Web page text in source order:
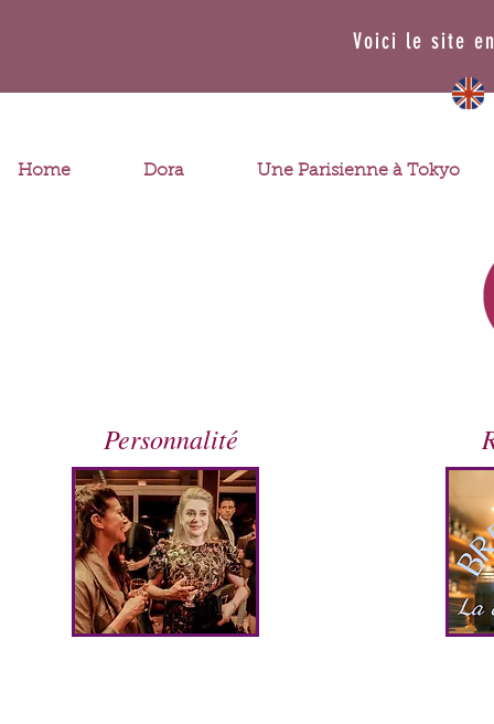
Voici le site
Home Dora Une Parisienne à Tokyo
Personnalité